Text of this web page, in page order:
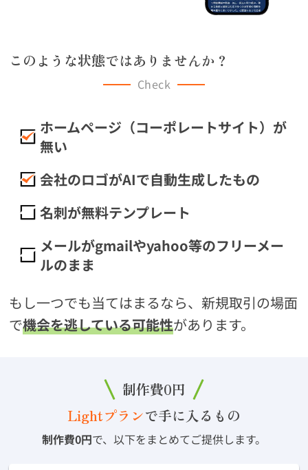
このような状態ではありませんか？
Check
ホームページ（コーポレートサイト）が
無い
会社のロゴがAIで自動生成したもの
名刺が無料テンプレート
メールがgmailやyahoo等のフリーメー
ルのまま
もし一つでも当てはまるなら、 新規取引の場面
で機会を逃している可能性があります。
制作費0円
Lightプランで手に入るもの
制作費0円で、以下をまとめてご提供します。